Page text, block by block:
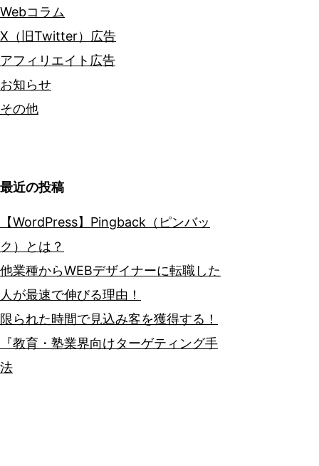
Webコラム
X（旧Twitter）広告
アフィリエイト広告
お知らせ
その他
最近の投稿
【WordPress】Pingback（ピンバッ
ク）とは？
他業種からWEBデザイナーに転職した
人が最速で伸びる理由！
限られた時間で見込み客を獲得する！
『教育・塾業界向けターゲティング手
法